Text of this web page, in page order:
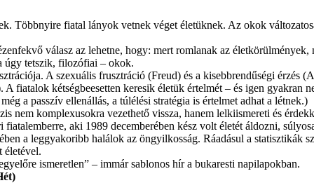
Többnyire fiatal lányok vetnek véget életüknek. Az okok
válasz az lehetne, hogy: mert romlanak az
úgy tetszik, filozófiai – okok.
A szexuális frusztráció (Freud) és a kisebbrendűségi érzés
fiatalok kétségbeesetten keresik életük értelmét – és igen gyakran
a passzív ellenállás, a túlélési stratégia is értelmet adhat a létnek.)
nem komplexusokra vezethető vissza, hanem lelkiismereti és
aki 1989 decemberében kész volt életét áldozni,
a leggyakoribb halálok az öngyilkosság. Ráadásul a statisztikák
életével.
ismeretlen” – immár sablonos hír a bukaresti napilapokban.